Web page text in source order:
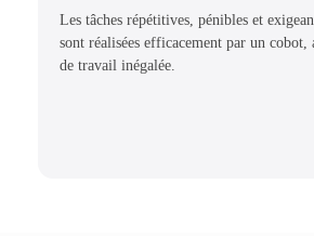
Les tâches répétitives, pénibles et
sont réalisées efficacement par un cobot,
de travail inégalée.